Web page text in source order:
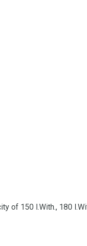
of 150 l.With., 180